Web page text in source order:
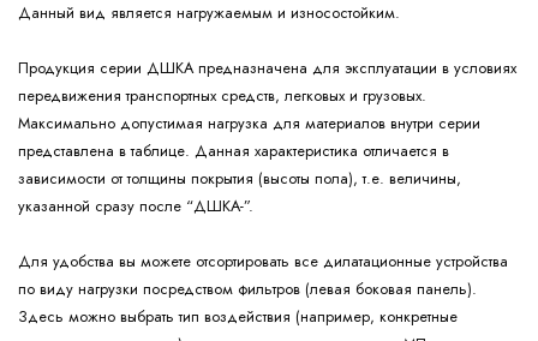
Данный вид является нагружаемым и износостойким.
Продукция серии ДШКА предназначена для эксплуатации в условиях
передвижения транспортных средств, легковых и грузовых.
Максимально допустимая нагрузка для материалов внутри серии
представлена в таблице. Данная характеристика отличается в
зависимости от толщины покрытия (высоты пола), т.е. величины,
указанной сразу после “ДШКА-”.
Для удобства вы можете отсортировать все дилатационные устройства
по виду нагрузки посредством фильтров (левая боковая панель).
Здесь можно выбрать тип воздействия (например, конкретные